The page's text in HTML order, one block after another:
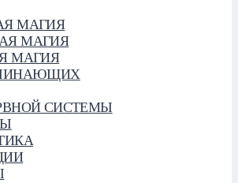
МАГИЯ
МАГИЯ
МАГИЯ
СИСТЕМЫ